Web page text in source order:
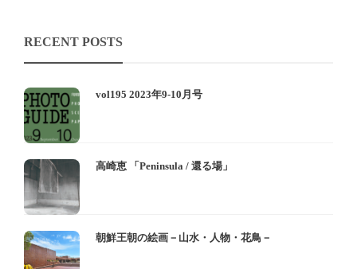
RECENT POSTS
vol195 2023年9-10月号
高崎恵 「Peninsula / 還る場」
朝鮮王朝の絵画－山水・人物・花鳥－